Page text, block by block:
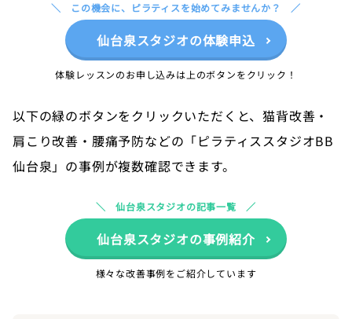
この機会に、ピラティスを始めてみませんか？
仙台泉スタジオの体験申込
体験レッスンのお申し込みは上のボタンをクリック！
以下の緑のボタンをクリックいただくと、猫背改善・
肩こり改善・腰痛予防などの「ピラティススタジオBB
仙台泉」の事例が複数確認できます。
仙台泉スタジオの記事一覧
仙台泉スタジオの事例紹介
様々な改善事例をご紹介しています